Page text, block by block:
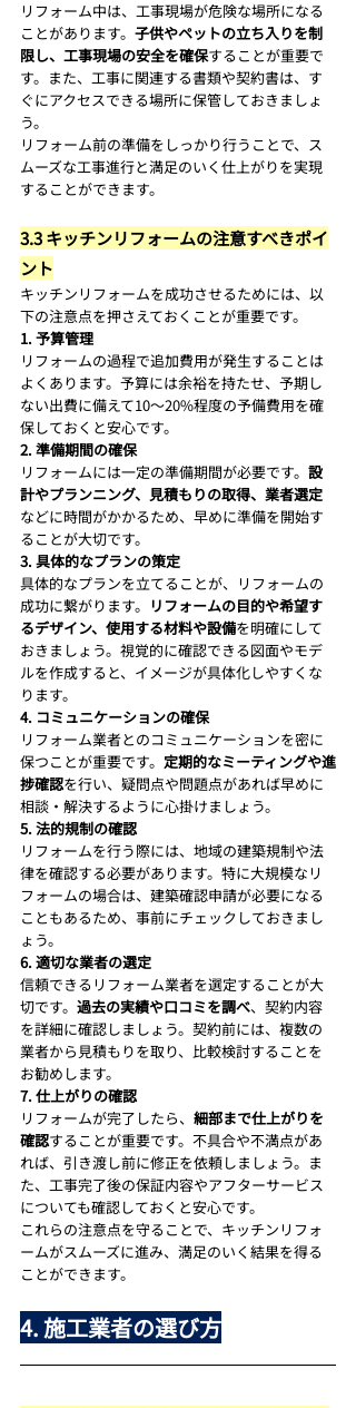
リフォーム中は、工事現場が危険な場所になる
ことがあります。 子供やペットの立ち入りを制
限し、工事現場の安全を確保することが重要で
す。また、工事に関連する書類や契約書は、す
ぐにアクセスできる場所に保管しておきましょ
う。
リフォーム前の準備をしっかり行うことで、ス
ムーズな工事進行と満足のいく仕上がりを実現
することができます。
3.3 キッチンリフォームの注意すべきポイ
ント
キッチンリフォームを成功させるためには、以
下の注意点を押さえておくことが重要です。
1. 予算管理
リフォームの過程で追加費用が発生することは
よくあります。予算には余裕を持たせ、予期し
ない出費に備えて10〜20%程度の予備費用を確
保しておくと安心です。
2. 準備期間の確保
リフォームには一定の準備期間が必要です。 設
計やプランニング、見積もりの取得、業者選定
などに時間がかかるため、早めに準備を開始す
ることが大切です。
3. 具体的なプランの策定
具体的なプランを立てることが、リフォームの
成功に繋がります。 リフォームの目的や希望す
るデザイン、使用する材料や設備を明確にして
おきましょう。視覚的に確認できる図面やモデ
ルを作成すると、イメージが具体化しやすくな
ります。
4. コミュニケーションの確保
リフォーム業者とのコミュニケーションを密に
保つことが重要です。 定期的なミーティングや進
捗確認を行い、疑問点や問題点があれば早めに
相談・解決するように心掛けましょう。
5. 法的規制の確認
リフォームを行う際には、地域の建築規制や法
律を確認する必要があります。特に大規模なリ
フォームの場合は、建築確認申請が必要になる
こともあるため、事前にチェックしておきまし
ょう。
6. 適切な業者の選定
信頼できるリフォーム業者を選定することが大
切です。 過去の実績や口コミを調べ、契約内容
を詳細に確認しましょう。契約前には、複数の
業者から見積もりを取り、比較検討することを
お勧めします。
7. 仕上がりの確認
リフォームが完了したら、 細部まで仕上がりを
確認することが重要です。不具合や不満点があ
れば、引き渡し前に修正を依頼しましょう。ま
た、工事完了後の保証内容やアフターサービス
についても確認しておくと安心です。
これらの注意点を守ることで、キッチンリフォ
ームがスムーズに進み、満足のいく結果を得る
ことができます。
4. 施工業者の選び方